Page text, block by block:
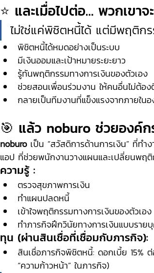
⭐ และเมื่อไปต่อ… พวกเขา
ไม่ใช่แค่พิชิตหนี้ได้ แต่มีพฤติก
พิชิตหนี้ได้หมดอย่างเป็นระบบ
มีเงินออมและเป้าหมายระยะยาว
รู้ทันพฤติกรรมทางการเงินของตัวเอง
ช่วยสอนเพื่อนร่วมงาน ให้คนอื่นไม่ต้อ
กลายเป็นทีมงานที่แข็งแรงจากภายใน
🎯 แล้ว noburo ช่วยองค์ก
noburo เป็น “สวัสดิการด้านการเงิน” ที่ทำ
แอป ที่ช่วยพนักงานวางแผนและเปลี่ยนพฤ
ความรู้ :
ตรวจสุขภาพการเงิน
ทำแผนปลดหนี้
เข้าใจพฤติกรรมทางการเงินของตัวเอง
ทำภารกิจฝึกวินัยทางการเงินแบบราย
ทุน (ผ่านสินเชื่อที่เชื่อมกับภารกิจ):
สินเชื่อภารกิจพิชิตหนี้: ดอกเบี้ย 15%
“ความก้าวหน้า” ในภารกิจ)